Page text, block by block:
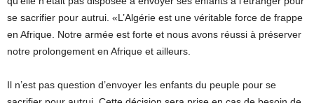
se sacrifier pour autrui. «L’Algérie est une véritable force de frappe
en Afrique. Notre armée est forte et nous avons réussi à préserver
notre prolongement en Afrique et ailleurs.
Il n’est pas question d’envoyer les enfants du peuple pour se